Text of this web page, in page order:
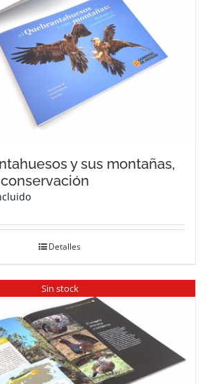
y sus montañas,
Detalles
Sin stock